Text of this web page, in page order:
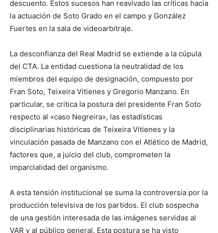
descuento. Estos sucesos han reavivado las críticas hacia
la actuación de Soto Grado en el campo y González
Fuertes en la sala de videoarbitraje.
La desconfianza del Real Madrid se extiende a la cúpula
del CTA. La entidad cuestiona la neutralidad de los
miembros del equipo de designación, compuesto por
Fran Soto, Teixeira Vitienes y Gregorio Manzano. En
particular, se critica la postura del presidente Fran Soto
respecto al «caso Negreira», las estadísticas
disciplinarias históricas de Teixeira Vitienes y la
vinculación pasada de Manzano con el Atlético de Madrid,
factores que, a juicio del club, comprometen la
imparcialidad del organismo.
A esta tensión institucional se suma la controversia por la
producción televisiva de los partidos. El club sospecha
de una gestión interesada de las imágenes servidas al
VAR y al público general. Esta postura se ha visto